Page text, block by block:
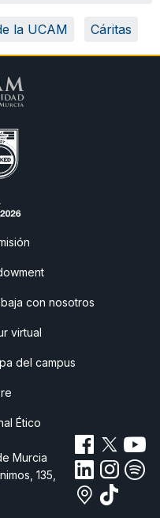
la UCAM Cáritas
con nosotros
virtual
del campus
Ético
Murcia
135,